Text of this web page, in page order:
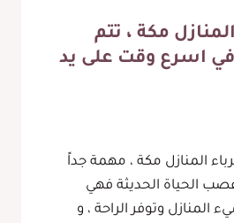
مكة ، تتم
اسرع وقت على يد
المنازل مكة ، مهمة جداً
الحياة الحديثة فهي
المنازل وتوفر الراحة ، و